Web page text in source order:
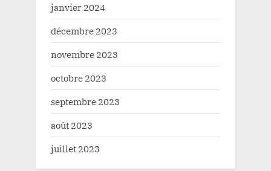
janvier 2024
décembre 2023
novembre 2023
octobre 2023
septembre 2023
août 2023
juillet 2023